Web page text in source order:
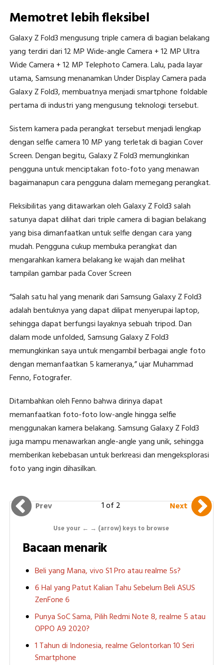
Memotret lebih fleksibel
Galaxy Z Fold3 mengusung triple camera di bagian belakang
yang terdiri dari 12 MP Wide-angle Camera + 12 MP Ultra
Wide Camera + 12 MP Telephoto Camera. Lalu, pada layar
utama, Samsung menanamkan Under Display Camera pada
Galaxy Z Fold3, membuatnya menjadi smartphone foldable
pertama di industri yang mengusung teknologi tersebut.
Sistem kamera pada perangkat tersebut menjadi lengkap
dengan selfie camera 10 MP yang terletak di bagian Cover
Screen. Dengan begitu, Galaxy Z Fold3 memungkinkan
pengguna untuk menciptakan foto-foto yang menawan
bagaimanapun cara pengguna dalam memegang perangkat.
Fleksibilitas yang ditawarkan oleh Galaxy Z Fold3 salah
satunya dapat dilihat dari triple camera di bagian belakang
yang bisa dimanfaatkan untuk selfie dengan cara yang
mudah. Pengguna cukup membuka perangkat dan
mengarahkan kamera belakang ke wajah dan melihat
tampilan gambar pada Cover Screen
“Salah satu hal yang menarik dari Samsung Galaxy Z Fold3
adalah bentuknya yang dapat dilipat menyerupai laptop,
sehingga dapat berfungsi layaknya sebuah tripod. Dan
dalam mode unfolded, Samsung Galaxy Z Fold3
memungkinkan saya untuk mengambil berbagai angle foto
dengan memanfaatkan 5 kameranya,” ujar Muhammad
Fenno, Fotografer.
Ditambahkan oleh Fenno bahwa dirinya dapat
memanfaatkan foto-foto low-angle hingga selfie
menggunakan kamera belakang. Samsung Galaxy Z Fold3
juga mampu menawarkan angle-angle yang unik, sehingga
memberikan kebebasan untuk berkreasi dan mengeksplorasi
foto yang ingin dihasilkan.
Prev 1 of 2 Next
Use your ← → (arrow) keys to browse
Bacaan menarik
Beli yang Mana, vivo S1 Pro atau realme 5s?
6 Hal yang Patut Kalian Tahu Sebelum Beli ASUS
ZenFone 6
Punya SoC Sama, Pilih Redmi Note 8, realme 5 atau
OPPO A9 2020?
1 Tahun di Indonesia, realme Gelontorkan 10 Seri
Smartphone